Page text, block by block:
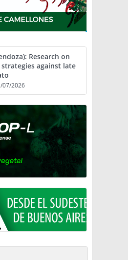
Research on
against late
07/2026